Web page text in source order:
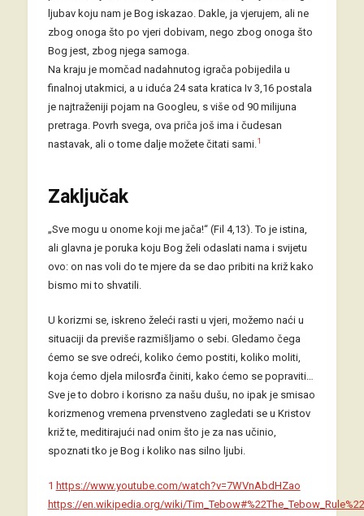
ljubav koju nam je Bog iskazao. Dakle, ja vjerujem, ali ne
zbog onoga što po vjeri dobivam, nego zbog onoga što
Bog jest, zbog njega samoga.
Na kraju je momčad nadahnutog igrača pobijedila u
finalnoj utakmici, a u iduća 24 sata kratica Iv 3,16 postala
je najtraženiji pojam na Googleu, s više od 90 milijuna
pretraga. Povrh svega, ova priča još ima i čudesan
nastavak, ali o tome dalje možete čitati sami. 1
Zaključak
„Sve mogu u onome koji me jača!“ (Fil 4,13). To je istina,
ali glavna je poruka koju Bog želi odaslati nama i svijetu
ovo: on nas voli do te mjere da se dao pribiti na križ kako
bismo mi to shvatili.
U korizmi se, iskreno želeći rasti u vjeri, možemo naći u
situaciji da previše razmišljamo o sebi. Gledamo čega
ćemo se sve odreći, koliko ćemo postiti, koliko moliti,
koja ćemo djela milosrđa činiti, kako ćemo se popraviti…
Sve je to dobro i korisno za našu dušu, no ipak je smisao
korizmenog vremena prvenstveno zagledati se u Kristov
križ te, meditirajući nad onim što je za nas učinio,
spoznati tko je Bog i koliko nas silno ljubi.
1 https://www.youtube.com/watch?v=7WVnAbdHZao
https://en.wikipedia.org/wiki/Tim_Tebow#%22The_Tebow_Rule%22